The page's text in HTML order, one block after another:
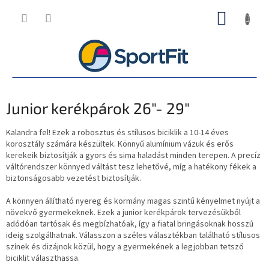
KOSÁR
Junior kerékpárok 26"- 29"
Kalandra fel! Ezek a robosztus és stílusos biciklik a 10-14 éves
korosztály számára készültek. Könnyű alumínium vázuk és erős
kerekeik biztosítják a gyors és sima haladást minden terepen. A precíz
váltórendszer könnyed váltást tesz lehetővé, míg a hatékony fékek a
biztonságosabb vezetést biztosítják.
A könnyen állítható nyereg és kormány magas szintű kényelmet nyújt a
növekvő gyermekeknek. Ezek a junior kerékpárok tervezésükből
adódóan tartósak és megbízhatóak, így a fiatal bringásoknak hosszú
ideig szolgálhatnak. Válasszon a széles választékban található stílusos
színek és dizájnok közül, hogy a gyermekének a legjobban tetsző
biciklit választhassa.